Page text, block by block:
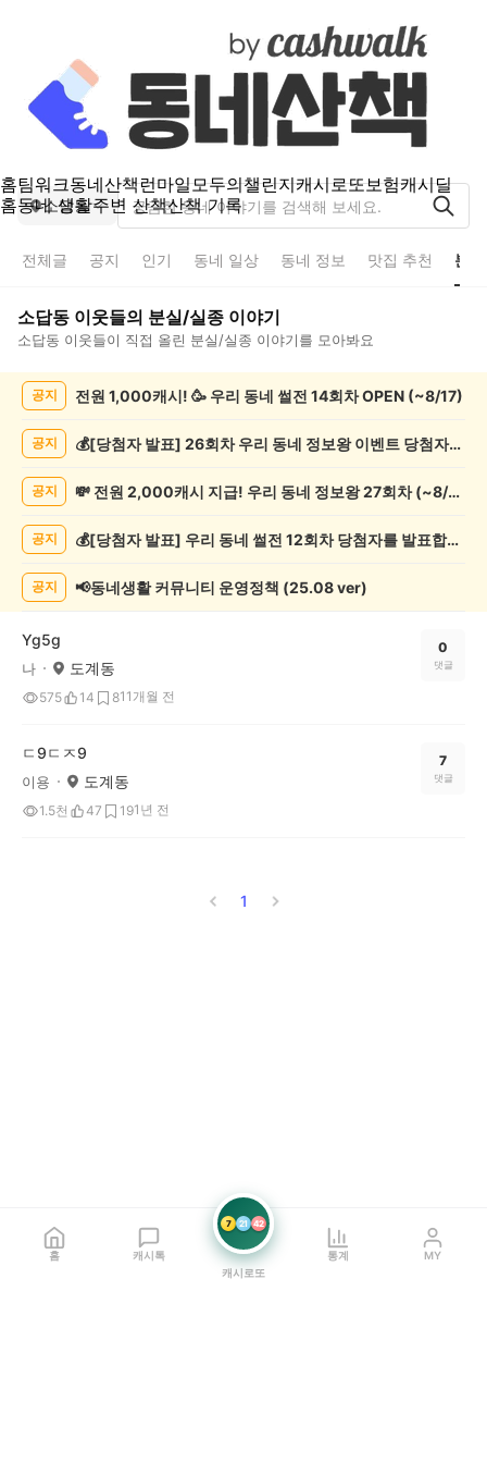
홈팀워크동네산책런마일모두의챌린지캐시로또보험캐시딜
홈동네 생활주변 산책산책 기록
소답동
전체글 공지 인기 동네 일상 동네 정보 맛집 추천 분
소답동 이웃들의 분실/실종 이야기
소답동 이웃들이 직접 올린 분실/실종 이야기를 모아봐요
록
공지 전원 1,000캐시! 🥳 우리 동네 썰전 14회차 OPEN (~8/17)
공지 💰[당첨자 발표] 26회차 우리 동네 정보왕 이벤트 당첨자를 발표합니다!
공지 💸 전원 2,000캐시 지급! 우리 동네 정보왕 27회차 (~8/10)
공지 💰[당첨자 발표] 우리 동네 썰전 12회차 당첨자를 발표합니다!
공지 📢동네생활 커뮤니티 운영정책 (25.08 ver)
Yg5g
나 도계동
575 14 811개월 전
0
댓글
ㄷ9ㄷㅈ9
이용 도계동
1.5천 47 191년 전
7
댓글
1
홈 캐시톡
7 21 42
캐시로또
통계 MY